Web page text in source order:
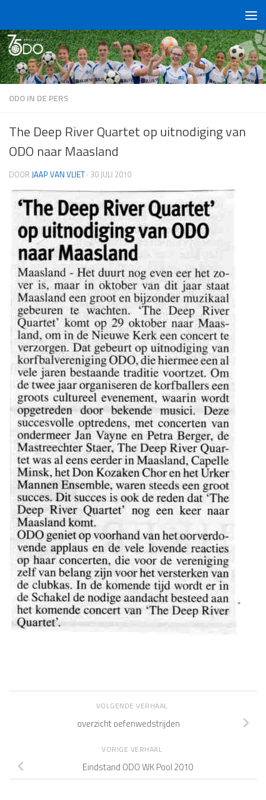
ODO IN DE PERS
The Deep River Quartet op uitnodiging van
ODO naar Maasland
DOOR JAAP VAN VLIET · 30 JULI 2010
VOLGENDE VERHAAL
overzicht oefenwedstrijden
VORIGE VERHAAL
Eindstand ODO WK Pool 2010